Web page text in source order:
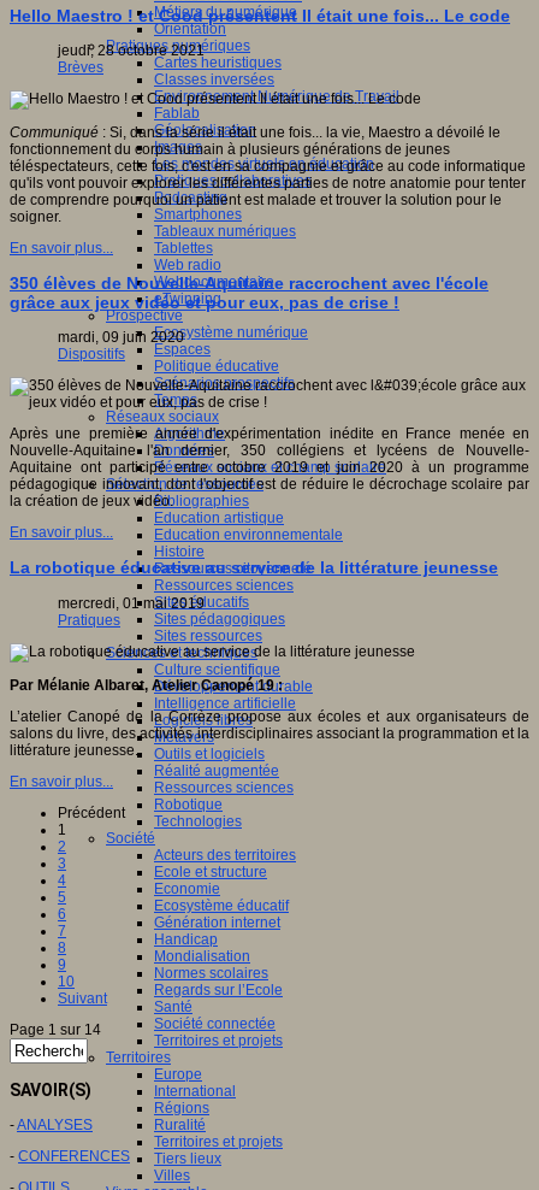
Métiers du numérique
Orientation
Pratiques numériques
Cartes heuristiques
Classes inversées
Environnement Numérique de Travail
Fablab
Géolocalisation
Images
Les mondes virtuels en éducation
Pratiques collaboratives
Podcasting
Smartphones
Tableaux numériques
Tablettes
Web radio
Webdocumentaire
eTwinning
Prospective
Ecosystème numérique
Espaces
Politique éducative
Scénarios prospectifs
Temps
Réseaux sociaux
Algorithme
Données
Réseaux sociaux et champ scolaire
Sélection de ressources
Bibliographies
Education artistique
Education environnementale
Histoire
Ressources citoyenneté
Ressources sciences
Sites éducatifs
Sites pédagogiques
Sites ressources
Sciences et techniques
Culture scientifique
Développement durable
Intelligence artificielle
Logiciels libres
Métavers
Outils et logiciels
Réalité augmentée
Ressources sciences
Robotique
Technologies
Société
Acteurs des territoires
Ecole et structure
Economie
Ecosystème éducatif
Génération internet
Handicap
Mondialisation
Normes scolaires
Regards sur l’Ecole
Santé
Société connectée
Territoires et projets
Territoires
Europe
International
Régions
Ruralité
Territoires et projets
Tiers lieux
Villes
Hello Maestro ! et Cood présentent Il était une fois... Le code
jeudi, 28 octobre 2021
Brèves
Communiqué : Si, dans la série il était une fois... la vie, Maestro a dévoilé le
fonctionnement du corps humain à plusieurs générations de jeunes
téléspectateurs, cette fois, c'est en sa compagnie et grâce au code informatique
qu'ils vont pouvoir explorer les différentes parties de notre anatomie pour tenter
de comprendre pourquoi un patient est malade et trouver la solution pour le
soigner.
En savoir plus...
350 élèves de Nouvelle-Aquitaine raccrochent avec l'école
grâce aux jeux vidéo et pour eux, pas de crise !
mardi, 09 juin 2020
Dispositifs
Après une première année d'expérimentation inédite en France menée en
Nouvelle-Aquitaine l'an dernier, 350 collégiens et lycéens de Nouvelle-
Aquitaine ont participé entre octobre 2019 et juin 2020 à un programme
pédagogique innovant, dont l'objectif est de réduire le décrochage scolaire par
la création de jeux vidéo.
En savoir plus...
La robotique éducative au service de la littérature jeunesse
mercredi, 01 mai 2019
Pratiques
Par Mélanie Albaret, Atelier Canopé 19 :
L’atelier Canopé de la Corrèze propose aux écoles et aux organisateurs de
salons du livre, des activités interdisciplinaires associant la programmation et la
littérature jeunesse.
En savoir plus...
Précédent
1
2
3
4
5
6
7
8
9
10
Suivant
Page 1 sur 14
SAVOIR(S)
-ANALYSES
- CONFERENCES